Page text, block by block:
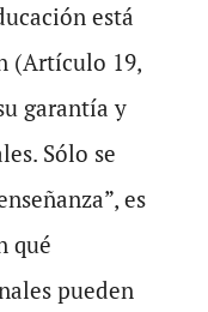
está
(Artículo 19,
garantía y
Sólo se
es
qué
pueden